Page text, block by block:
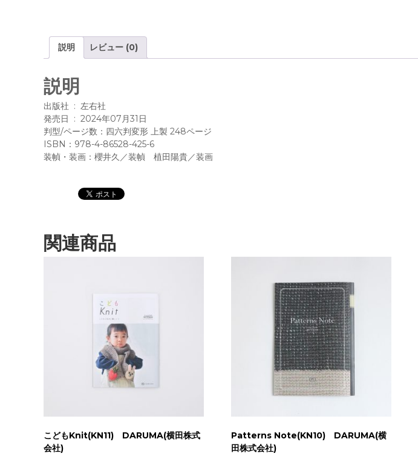
説明 レビュー (0)
説明
出版社 ‏ : ‎ 左右社
発売日 ‏ : ‎ 2024年07月31日
判型/ページ数：四六判変形 上製 248ページ
ISBN：978-4-86528-425-6
装幀・装画：櫻井久／装幀 植田陽貴／装画
関連商品
こどもKnit(KN11) DARUMA(横田株式
会社)
Patterns Note(KN10) DARUMA(横
田株式会社)